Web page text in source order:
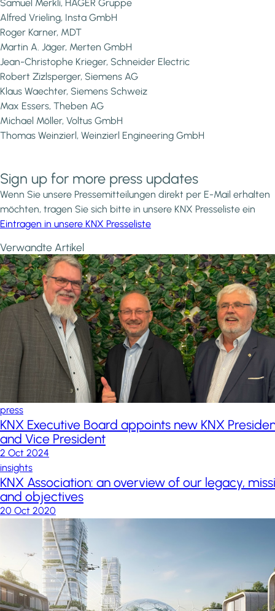
Samuel Merkli, HAGER Gruppe
Alfred Vrieling, Insta GmbH
Roger Karner, MDT
Martin A. Jäger, Merten GmbH
Jean-Christophe Krieger, Schneider Electric
Robert Zizlsperger, Siemens AG
Klaus Waechter, Siemens Schweiz
Max Essers, Theben AG
Michael Möller, Voltus GmbH
Thomas Weinzierl, Weinzierl Engineering GmbH
Sign up for more press updates
Wenn Sie unsere Pressemitteilungen direkt per E-Mail erhalten
möchten, tragen Sie sich bitte in unsere KNX Presseliste ein
Eintragen in unsere KNX Presseliste
Verwandte Artikel
press
KNX Executive Board appoints new KNX
and Vice President
2 Oct 2024
insights
KNX Association: an overview of our legacy,
and objectives
20 Oct 2020